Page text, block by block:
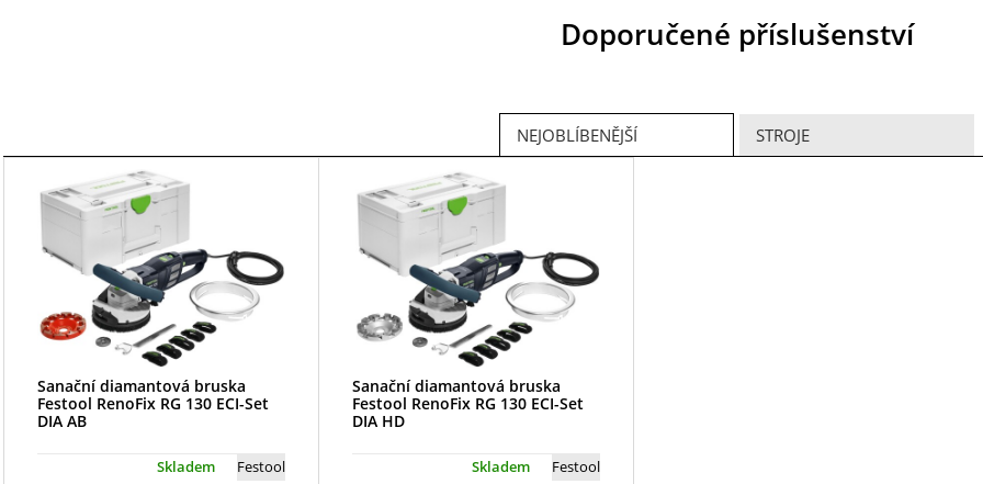
Doporučené příslušenství
NEJOBLÍBENĚJŠÍ STROJE
Sanační diamantová bruska
Festool RenoFix RG 130 ECI-Set
DIA AB
Festool
Skladem
Sanační diamantová bruska
Festool RenoFix RG 130 ECI-Set
DIA HD
Festool
Skladem